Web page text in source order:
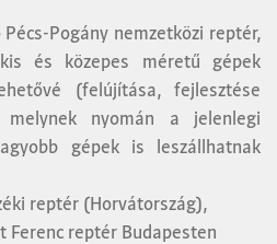
Pogány nemzetközi reptér,
és közepes méretű gépek
(felújítása, fejlesztése
melynek nyomán a jelenlegi
gépek is leszállhatnak
reptér (Horvátország),
Ferenc reptér Budapesten